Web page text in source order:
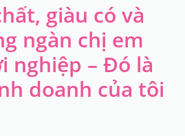
giàu có và
ngàn chị em
nghiệp – Đó là
doanh của tôi